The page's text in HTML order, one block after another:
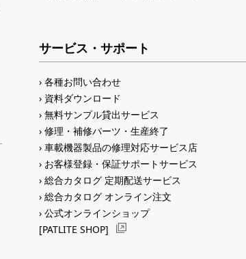
サービス・サポート
各種お問い合わせ
資料ダウンロード
無料サンプル貸出サービス
修理・補修パーツ・生産終了
車載機器製品の修理対応サービス店
お客様登録・保証サポートサービス
総合カタログ 定期配送サービス
総合カタログ オンライン注文
公式オンラインショップ
[PATLITE SHOP]